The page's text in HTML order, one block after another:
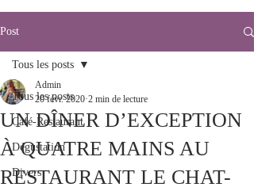
Post
Tous les posts
Café-Restaurant
Dégustation
Divers
Tous les posts
UN DÎNER D’EXCEPTION
À QUATRE MAINS AU
RESTAURANT LE CHAT-
Admin
20 févr. 2020 2 min de lecture